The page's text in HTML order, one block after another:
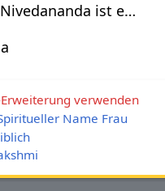
ist e…
Erweiterung verwenden
Name Frau